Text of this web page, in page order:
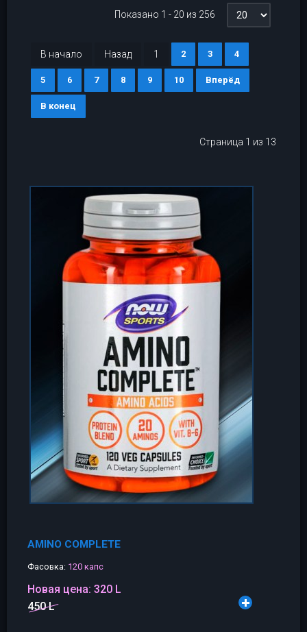
Показано 1 - 20 из 256
В начало Назад 1 2 3 4
5 6 7 8 9 10 Вперёд
В конец
Страница 1 из 13
AMINO COMPLETE
Фасовка: 120 капс
Новая цена: 320 L
450 L